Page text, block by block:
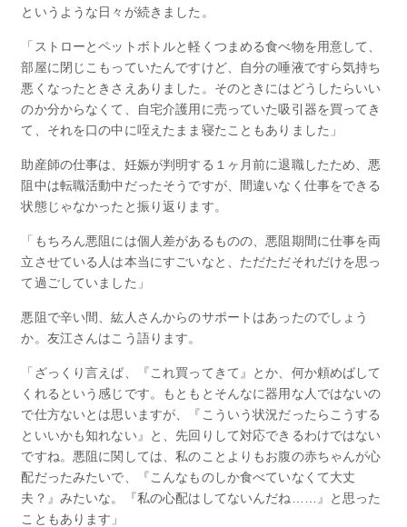
というような日々が続きました。
「ストローとペットボトルと軽くつまめる食べ物を用意して、
部屋に閉じこもっていたんですけど、自分の唾液ですら気持ち
悪くなったときさえありました。そのときにはどうしたらいい
のか分からなくて、自宅介護用に売っていた吸引器を買ってき
て、それを口の中に咥えたまま寝たこともありました」
助産師の仕事は、妊娠が判明する１ヶ月前に退職したため、悪
阻中は転職活動中だったそうですが、間違いなく仕事をできる
状態じゃなかったと振り返ります。
「もちろん悪阻には個人差があるものの、悪阻期間に仕事を両
立させている人は本当にすごいなと、ただただそれだけを思っ
て過ごしていました」
悪阻で辛い間、紘人さんからのサポートはあったのでしょう
か。友江さんはこう語ります。
「ざっくり言えば、『これ買ってきて』とか、何か頼めばして
くれるという感じです。もともとそんなに器用な人ではないの
で仕方ないとは思いますが、『こういう状況だったらこうする
といいかも知れない』と、先回りして対応できるわけではない
ですね。悪阻に関しては、私のことよりもお腹の赤ちゃんが心
配だったみたいで、『こんなものしか食べていなくて大丈
夫？』みたいな。『私の心配はしてないんだね……』と思った
こともあります」